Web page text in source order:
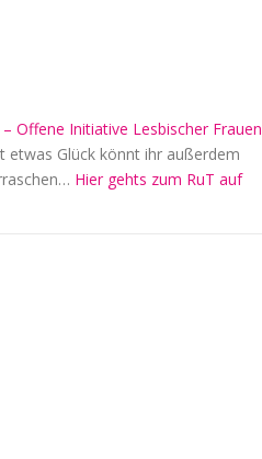
Offene Initiative Lesbischer Frauen
etwas Glück könnt ihr außerdem
Hier gehts zum RuT auf